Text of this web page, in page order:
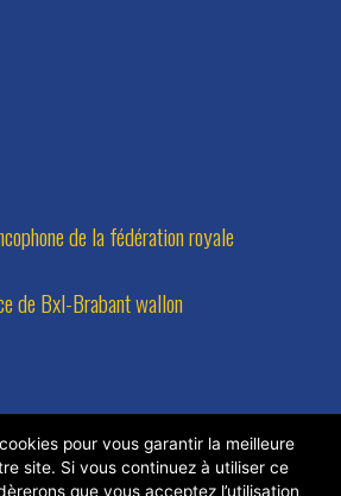
de la fédération royale
de Bxl-Brabant wallon
pour vous garantir la meilleure
site. Si vous continuez à utiliser ce
que vous acceptez l’utilisation